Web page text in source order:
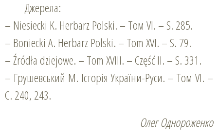
Джерела:
– Niesiecki K. Herbarz Polski. – Том VІ. – S. 285.
– Boniecki A. Herbarz Polski. – Tom ХVІ. – S. 79.
– Źródła dziejowe. – Tom XVIII. – Część II. – S. 331.
– Грушевський М. Історія України-Руси. – Том VI. –
С. 240, 243.
Олег Однороженко